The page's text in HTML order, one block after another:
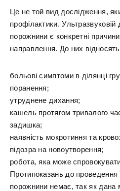
Це не той вид дослідження,
профілактики. Ультразвуковій
порожнини є конкретні
направлення. До них
больові симптоми в ділянці
поранення;
утруднене дихання;
кашель протягом тривалого
задишка;
наявність мокротиння та
підозра на новоутворення;
робота, яка може
Протипоказань до
порожнини немає, так як дана